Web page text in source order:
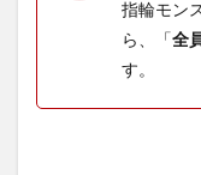
指輪モン
ら、「全
す。